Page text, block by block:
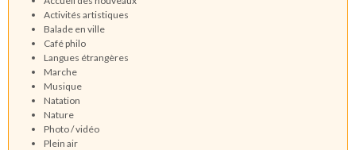
Activités artistiques
Balade en ville
Café philo
Langues étrangères
Marche
Musique
Natation
Nature
Photo / vidéo
Plein air